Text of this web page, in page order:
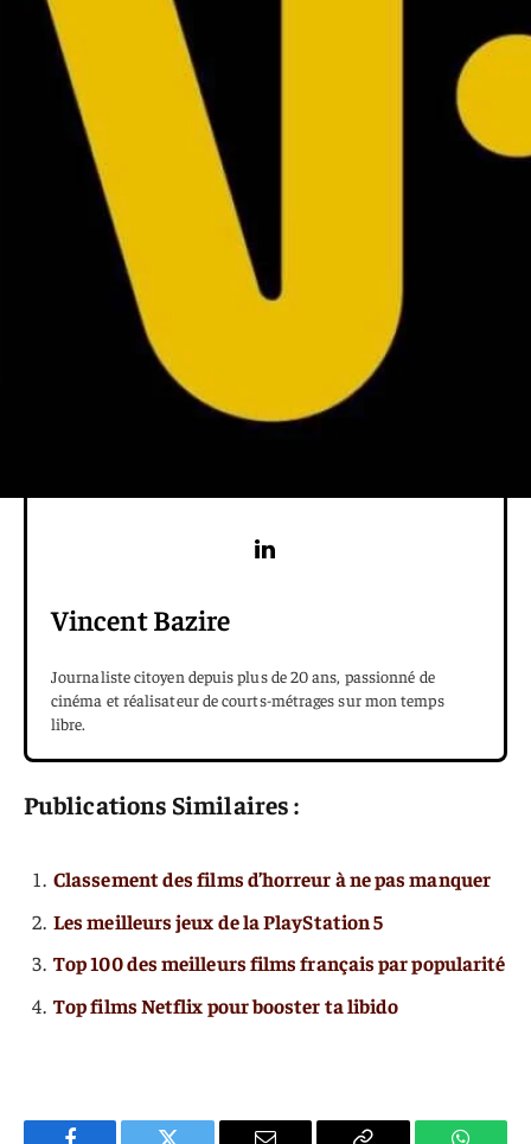
Vincent Bazire
Journaliste citoyen depuis plus de 20 ans, passionné de
cinéma et réalisateur de courts-métrages sur mon temps
libre.
Publications Similaires :
Classement des films d’horreur à ne pas manquer
Les meilleurs jeux de la PlayStation 5
Top 100 des meilleurs films français par popularité
Top films Netflix pour booster ta libido